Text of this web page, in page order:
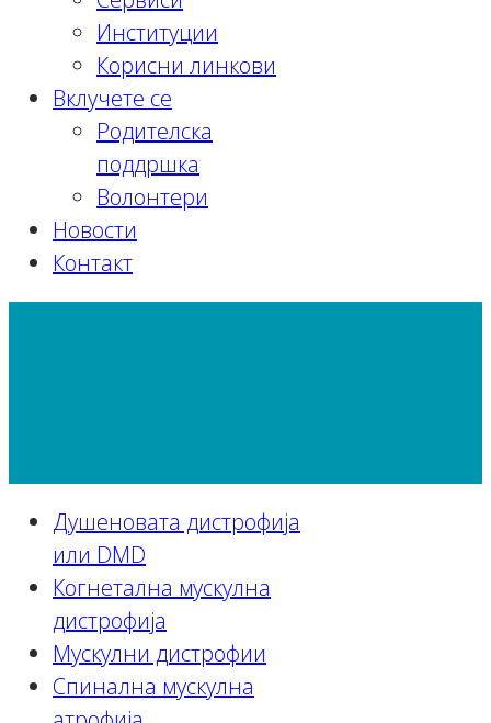
Институции
Корисни линкови
Вклучете се
Родителска
поддршка
Волонтери
Новости
Контакт
Душеновата дистрофија
или DMD
Когнетална мускулна
дистрофија
Мускулни дистрофии
Спинална мускулна